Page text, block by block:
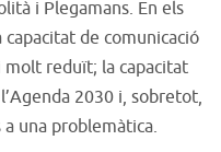
i Plegamans. En els
de comunicació
molt reduït; la capacitat
2030 i, sobretot,
una problemàtica.